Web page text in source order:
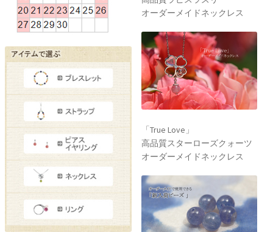
オーダーメイドネックレス
「True Love」
高品質スターローズクォーツ
オーダーメイドネックレス